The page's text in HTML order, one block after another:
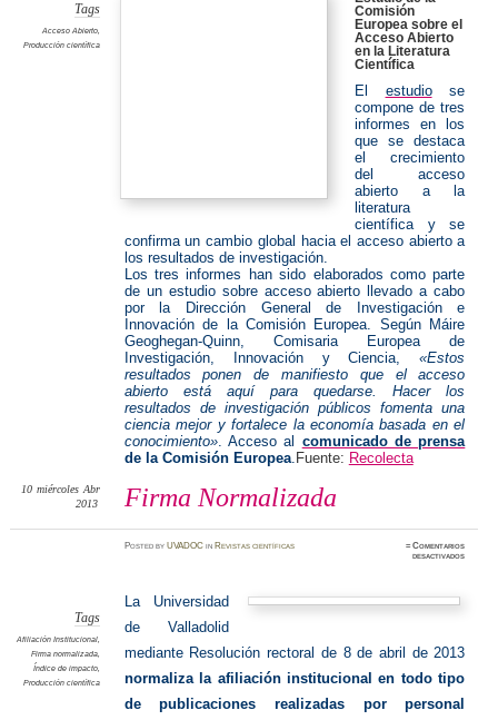
Tags
Acceso Abierto,
Producción científica
Comisión
Europea sobre el
Acceso Abierto
en la Literatura
Científica
El estudiose
compone de tres
informes en los
que se destaca
el crecimiento
del acceso
abierto a la
literatura
científica y se
confirma un cambio global hacia el acceso abierto a
los resultados de investigación.
Los tres informes han sido elaborados como parte
de un estudio sobre acceso abierto llevado a cabo
por la Dirección General de Investigación e
Innovación de la Comisión Europea. Según Máire
Geoghegan-Quinn, Comisaria Europea de
Investigación, Innovación y Ciencia,«Estos
resultados ponen de manifiesto que el acceso
abierto está aquí para quedarse. Hacer los
resultados de investigación públicos fomenta una
ciencia mejor y fortalece la economía basada en el
conocimiento». Acceso al comunicado de prensa
de la Comisión Europea. Fuente: Recolecta
Firma Normalizada
10 miércoles Abr
2013
PostedbyUVADOC in Revistas científicas ≈Comentarios
desactivadosen
Tags
Afiliación Institucional,
Firma normalizada,
Índice de impacto,
Producción científica
La Universidad
de Valladolid
mediante Resolución rectoral de 8 de abril de 2013
normaliza la afiliación institucional en todo tipo
de publicaciones realizadas por personal